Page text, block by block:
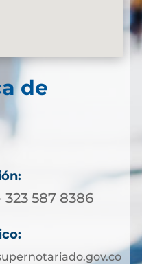
de
323 587 8386